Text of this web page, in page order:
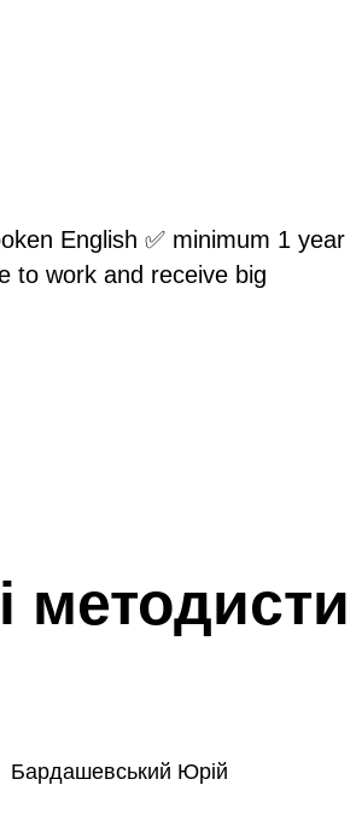
English ✅ minimum 1 year
to work and receive big
методисти